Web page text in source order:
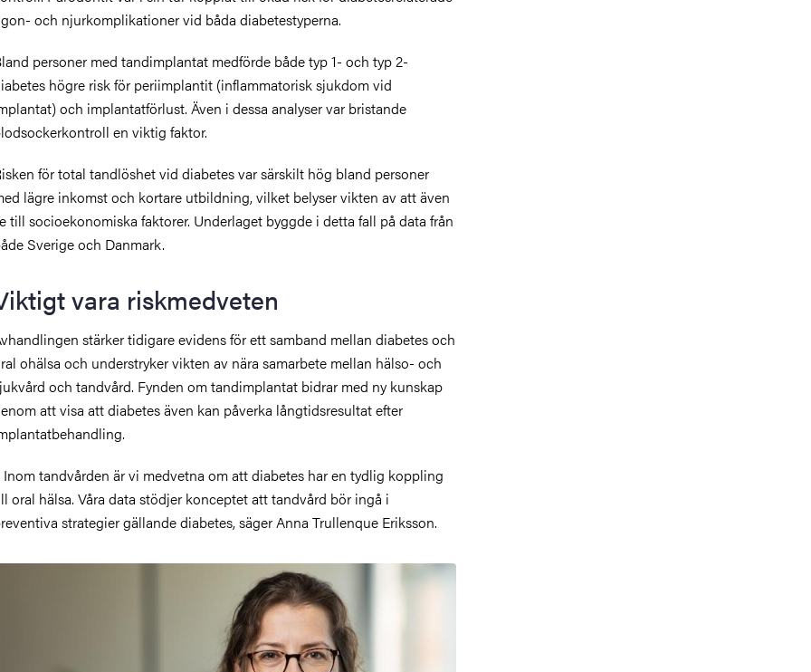
och njurkomplikationer vid båda diabetestyperna.
personer med tandimplantat medförde både typ 1- och typ 2-
högre risk för periimplantit (inflammatorisk sjukdom vid
och implantatförlust. Även i dessa analyser var bristande
en viktig faktor.
för total tandlöshet vid diabetes var särskilt hög bland personer
lägre inkomst och kortare utbildning, vilket belyser vikten av att även
till socioekonomiska faktorer. Underlaget byggde i detta fall på data från
Sverige och Danmark.
vara riskmedveten
stärker tidigare evidens för ett samband mellan diabetes och
ohälsa och understryker vikten av nära samarbete mellan hälso- och
och tandvård. Fynden om tandimplantat bidrar med ny kunskap
att visa att diabetes även kan påverka långtidsresultat efter
Inom tandvården är vi medvetna om att diabetes har en tydlig koppling
oral hälsa. Våra data stödjer konceptet att tandvård bör ingå i
strategier gällande diabetes, säger Anna Trullenque Eriksson.